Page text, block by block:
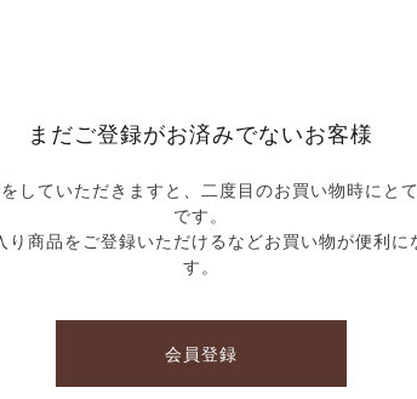
まだご登録がお済みでないお客様
していただきますと、二度目のお買い物時にと
です。
り商品をご登録いただけるなどお買い物が便利に
す。
会員登録